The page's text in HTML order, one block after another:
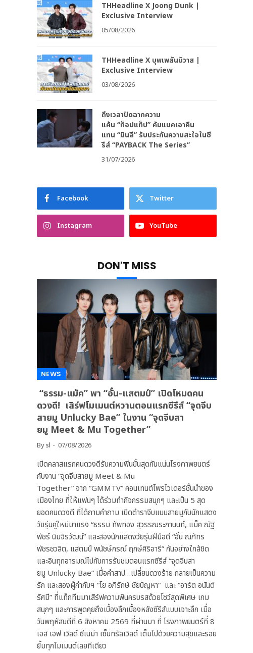
THHeadline X Joong Dunk |
Exclusive Interview
05/08/2026
THHeadline X บุพเพสันนิวาส |
Exclusive Interview
03/08/2026
ถึงเวลาปิดฉากความ
แค้น “ท็อปแท็ป” คัมแบคเอาคืน
แทน “มินลี” รับประกันความสะใจในซี
รีส์ “PAYBACK The Series”
31/07/2026
Facebook Twitter
Instagram YouTube
DON'T MISS
NEWS
“ธรรม-แม็ค” พา “อั๋น-แสตมป์” เปิดโหมดคน
ดวงดี! เสิร์ฟโมเมนต์หวานตอนแรกซีรีส์ “จุดจีบ
สายมู Unlucky Bae” ในงาน “จุดจีบสา
ยมู Meet & Mu Together”
Bysl 07/08/2026
เปิดคลาสแรกคนดวงดีรับความฟินขั้นสุดกันแน่นโรงภาพยนตร์
กับงาน “จุดจีบสายมู Meet & Mu
Together” จาก “GMMTV” คอนเทนต์โพรไวเดอร์ชั้นนำของ
เมืองไทย ที่ให้แฟนๆ ได้ร่วมทำกิจกรรมสนุกๆ และเป็น 5 สุด
ยอดคนดวงดี ที่ได้ถามคำถาม เปิดตำราจีบแบบสายมูกับนักแสดง
วัยรุ่นคู่ใหม่มาแรง “ธรรม ทัพทอง สุวรรณระกานนท์, แม็ค ณัฐ
พัชร์ นิมจิรวัฒน์” และสองนักแสดงวัยรุ่นฝีมือดี “อั๋น ณภัทร
พัชรชวลิต, แสตมป์ พนัชษ์กรณ์ ฤกษ์ศิริอารี” กันอย่างใกล้ชิด
และอินทุกอารมณ์ไปกับการรับชมตอนแรกซีรีส์ “จุดจีบสา
ยมู Unlucky Bae” เมื่อคำสาป…เปลี่ยนดวงร้าย กลายเป็นความ
รัก และสองผู้กำกับฯ “โย อภิรักษ์ ชัยปัญหา” และ “อาร์ต อนันต์
รัศมี” ที่แท็กทีมมาเสิร์ฟความฟินครบรสด้วยโชว์สุดพิเศษ เกม
สนุกๆ และการพูดคุยถึงเบื้องลึกเบื้องหลังซีรีส์แบบเจาะลึก เมื่อ
วันพฤหัสบดีที่ 6 สิงหาคม 2569 ที่ผ่านมา ที่ โรงภาพยนตร์ที่ 8
เอส เอฟ เวิลด์ ซีเนม่า เซ็นทรัลเวิลด์ เต็มไปด้วยความสุขและรอย
ยิ้มทุกโมเมนต์เลยทีเดียว